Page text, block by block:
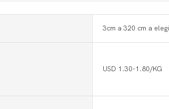
3cm a 320 cm a
USD 1.30-1.80/KG